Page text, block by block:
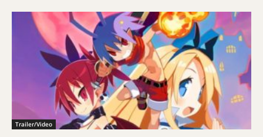
Trailer/Video